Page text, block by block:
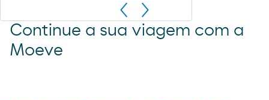
Continue a sua viagem com a
Moeve